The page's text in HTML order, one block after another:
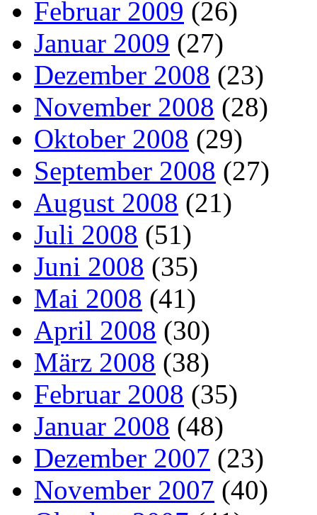
Februar 2009 (26)
Januar 2009 (27)
Dezember 2008 (23)
November 2008 (28)
Oktober 2008 (29)
September 2008 (27)
August 2008 (21)
Juli 2008 (51)
Juni 2008 (35)
Mai 2008 (41)
April 2008 (30)
März 2008 (38)
Februar 2008 (35)
Januar 2008 (48)
Dezember 2007 (23)
November 2007 (40)